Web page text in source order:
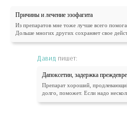
Причины и лечение эзофагита
Из препаратов мне тоже лучше всего
Дольше многих других сохраняет свое
Давид пишет:
Дапоксетин, задержка
Препарат хороший,
долго, поможет. Если надо